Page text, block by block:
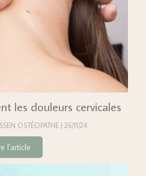
les douleurs cervicales
OSTÉOPATHE 26/11/24
l'article